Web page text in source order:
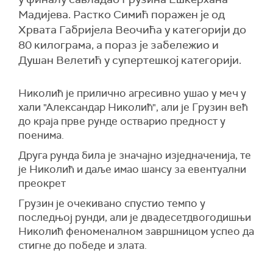
Мадијева. Растко Симић поражен је од
Хрвата Габријела Веочића у категорији до
80 килограма, а пораз је забележио и
Душан Велетић у супертешкој категорији.
Николић је прилично агресивно ушао у меч у
хали "Александар Николић", али је Грузин већ
до краја прве рунде остварио предност у
поенима.
Друга рунда била је значајно изједначенија, те
је Николић и даље имао шансу за евентуални
преокрет
Грузин је очекивано спустио темпо у
последњој рунди, али је двадесетдвогодишњи
Николић феноменалном завршницом успео да
стигне до победе и злата.